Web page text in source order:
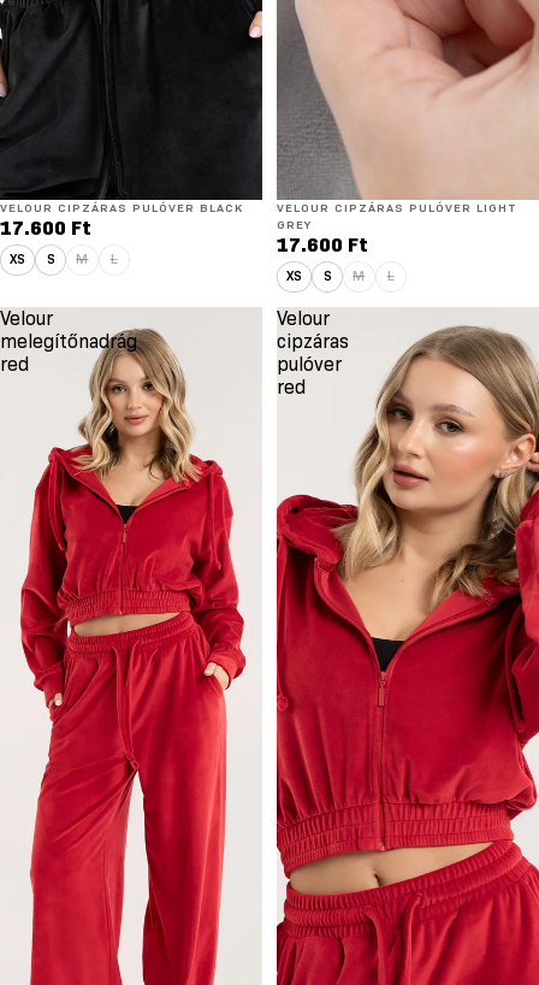
VELOUR CIPZÁRAS PULÓVER BLACK
17.600 Ft
XS S M L
VELOUR CIPZÁRAS PULÓVER LIGHT
GREY
17.600 Ft
XS S M L
Velour
melegítőnadrág
red
Velour
cipzáras
pulóver
red